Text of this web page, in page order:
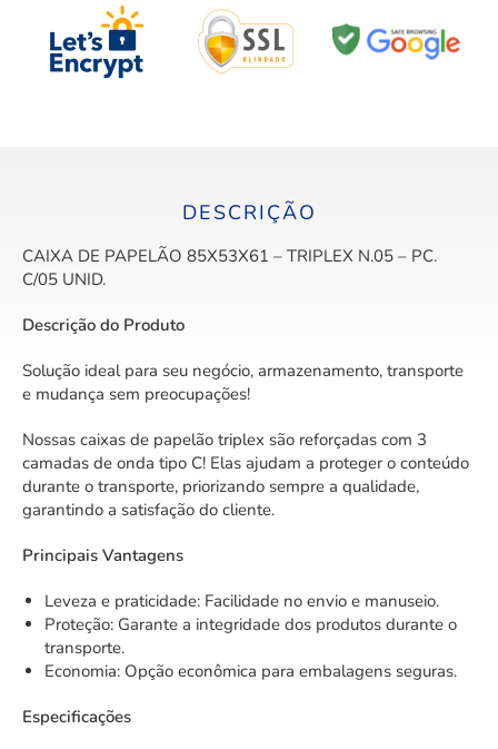
DESCRIÇÃO
CAIXA DE PAPELÃO 85X53X61 – TRIPLEX N.05 – PC.
C/05 UNID.
Descrição do Produto
Solução ideal para seu negócio, armazenamento, transporte
e mudança sem preocupações!
Nossas caixas de papelão triplex são reforçadas com 3
camadas de onda tipo C! Elas ajudam a proteger o conteúdo
durante o transporte, priorizando sempre a qualidade,
garantindo a satisfação do cliente.
Principais Vantagens
Leveza e praticidade: Facilidade no envio e manuseio.
Proteção: Garante a integridade dos produtos durante o
transporte.
Economia: Opção econômica para embalagens seguras.
Especificações